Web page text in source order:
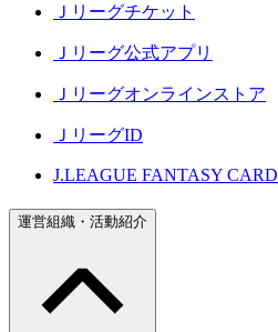
Ｊリーグチケット
Ｊリーグ公式アプリ
Ｊリーグオンラインストア
ＪリーグID
J.LEAGUE FANTASY CARD
運営組織・活動紹介